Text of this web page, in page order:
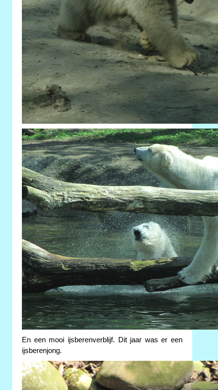
En een mooi ijsberenverblijf. Dit jaar was er een
ijsberenjong.